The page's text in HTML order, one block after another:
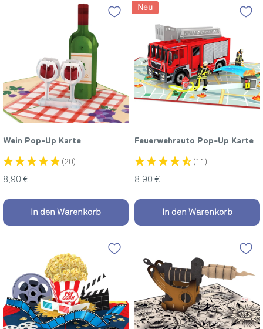
Wein Pop-Up Karte
(20)
Sonderpreis
8,90 €
In den Warenkorb
Neu
Feuerwehrauto Pop-Up Karte
(11)
Sonderpreis
8,90 €
In den Warenkorb